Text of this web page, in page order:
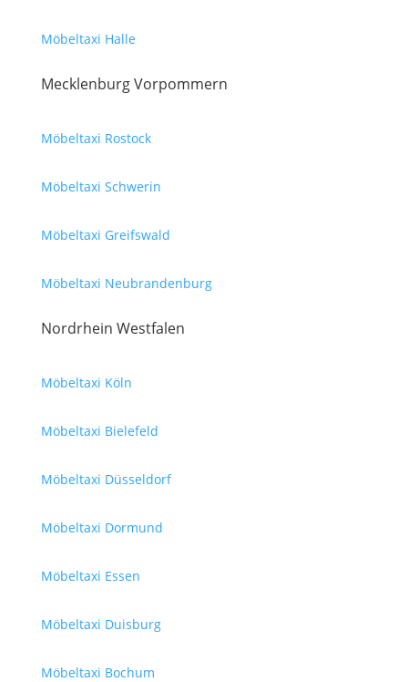
Möbeltaxi Halle
Mecklenburg Vorpommern
Möbeltaxi Rostock
Möbeltaxi Schwerin
Möbeltaxi Greifswald
Möbeltaxi Neubrandenburg
Nordrhein Westfalen
Möbeltaxi Köln
Möbeltaxi Bielefeld
Möbeltaxi Düsseldorf
Möbeltaxi Dormund
Möbeltaxi Essen
Möbeltaxi Duisburg
Möbeltaxi Bochum